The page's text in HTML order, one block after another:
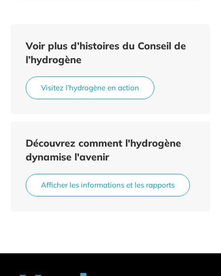
Voir plus d’histoires du Conseil de
l’hydrogène
Visitez l’hydrogène en action
Découvrez comment l'hydrogène
dynamise l'avenir
Afficher les informations et les rapports